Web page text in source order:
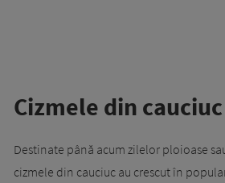
Cizmele din cauciuc
Destinate până acum zilelor ploioase
cizmele din cauciuc au crescut în